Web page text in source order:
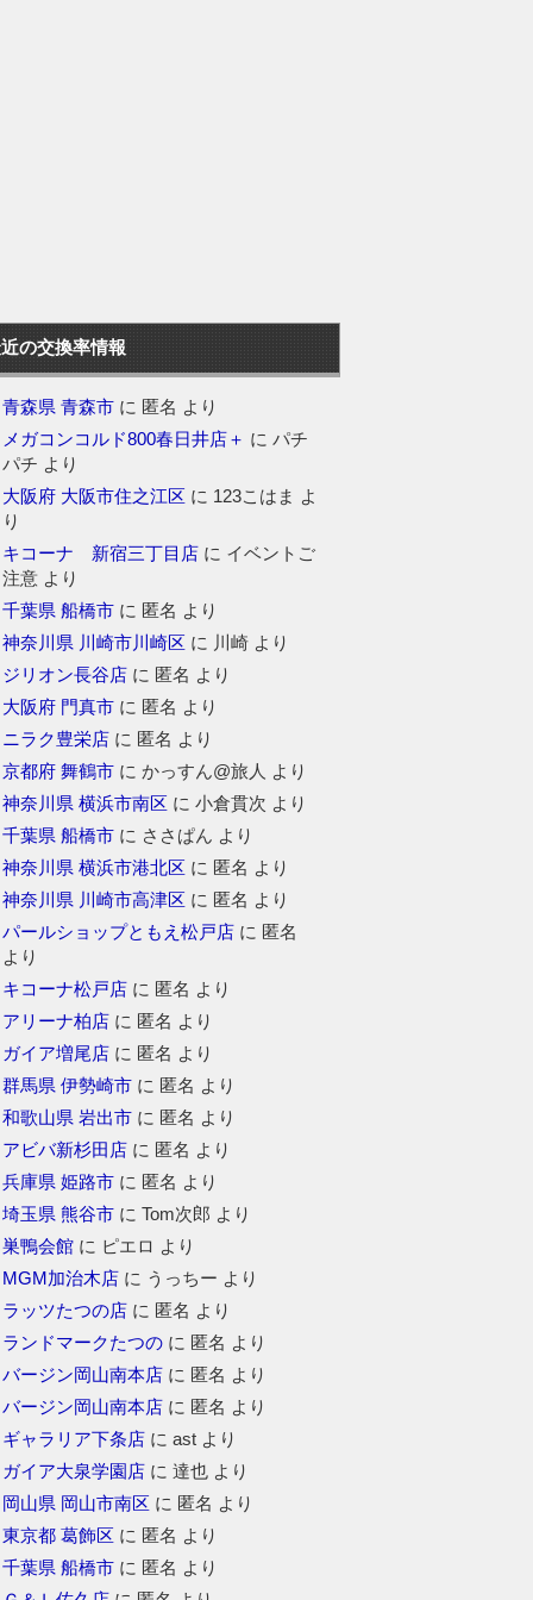
の交換率情報
青森県 青森市 に 匿名 より
メガコンコルド800春日井店＋ にパチ
パチ より
大阪府 大阪市住之江区 に 123こはま よ
り
キコーナ 新宿三丁目店 に イベントご
注意 より
千葉県 船橋市 に 匿名 より
神奈川県 川崎市川崎区 に 川崎 より
ジリオン長谷店 に 匿名 より
大阪府 門真市 に 匿名 より
ニラク豊栄店 に 匿名 より
京都府 舞鶴市 にかっすん@旅人 より
神奈川県 横浜市南区 に小倉貫次 より
千葉県 船橋市 に ささぱん より
神奈川県 横浜市港北区 に 匿名 より
神奈川県 川崎市高津区 に 匿名 より
パールショップともえ松戸店 に 匿名
より
キコーナ松戸店 に 匿名 より
アリーナ柏店 に 匿名 より
ガイア増尾店 に 匿名 より
群馬県 伊勢崎市 に 匿名 より
和歌山県 岩出市 に 匿名 より
アビバ新杉田店 に 匿名 より
兵庫県 姫路市 に 匿名 より
埼玉県 熊谷市 にTom次郎 より
巣鴨会館 に ピエロ より
MGM加治木店 に うっちー より
ラッツたつの店 に 匿名 より
ランドマークたつの に 匿名 より
バージン岡山南本店 に 匿名 より
バージン岡山南本店 に 匿名 より
ギャラリア下条店 にast より
ガイア大泉学園店 に達也 より
岡山県 岡山市南区 に 匿名 より
東京都 葛飾区 に 匿名 より
千葉県 船橋市 に 匿名 より